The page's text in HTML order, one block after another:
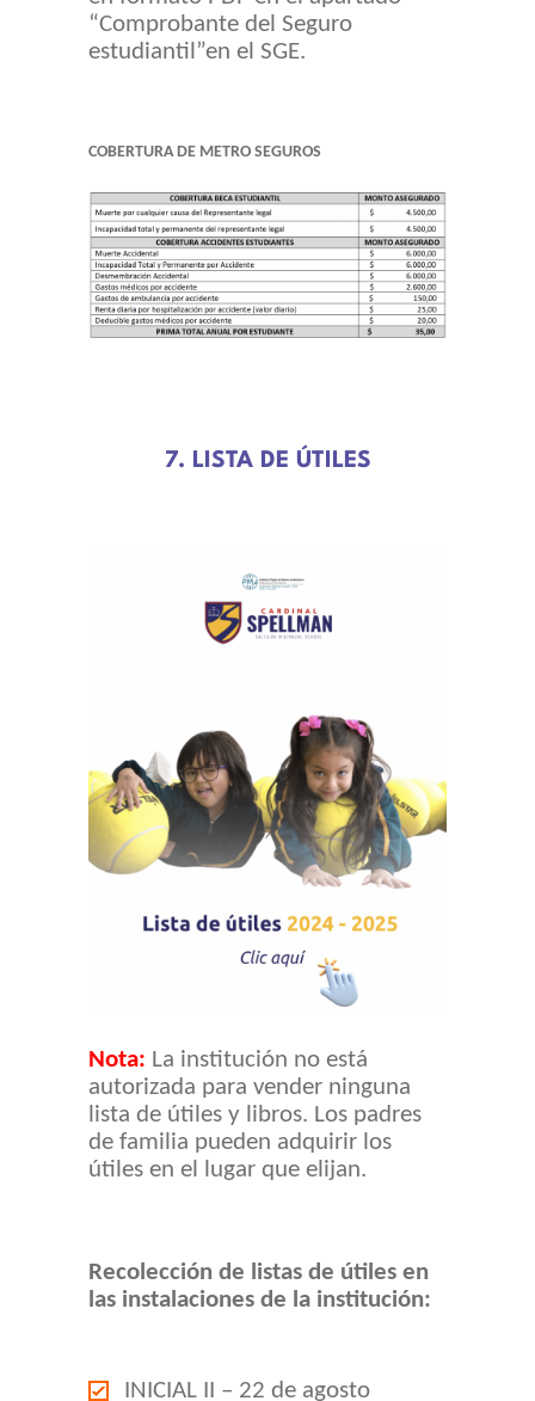
“Comprobante del Seguro
estudiantil”en el SGE.
COBERTURA DE METRO SEGUROS
7. LISTA DE ÚTILES
Nota: La institución no está
autorizada para vender ninguna
lista de útiles y libros. Los padres
de familia pueden adquirir los
útiles en el lugar que elijan.
Recolección de listas de útiles en
las instalaciones de la institución:
INICIAL II – 22 de agosto